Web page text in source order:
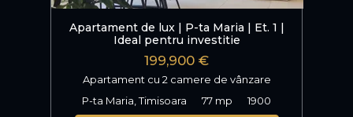
Apartament de lux | P-ta Maria | Et. 1 |
Ideal pentru investitie
199,900 €
Apartament cu 2 camere de vânzare
P-ta Maria, Timisoara
77 mp 1900